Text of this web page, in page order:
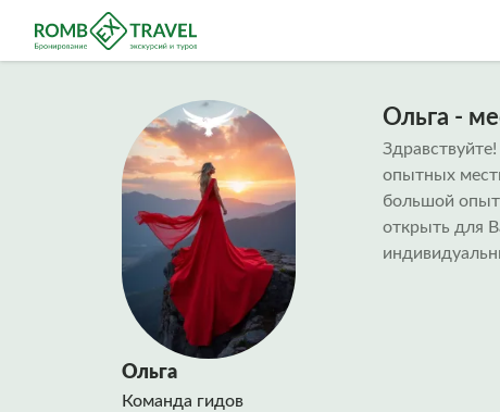
Ольга
Команда гидов
Ольга -
опытных
большой
открыть для